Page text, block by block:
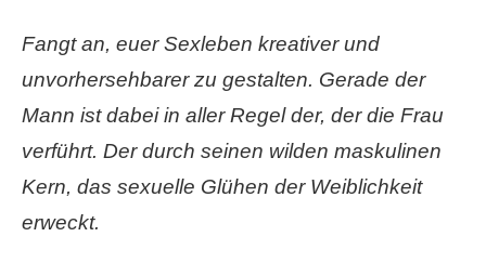
Fangt an, euer Sexleben kreativer und
unvorhersehbarer zu gestalten. Gerade der
Mann ist dabei in aller Regel der, der die Frau
verführt. Der durch seinen wilden maskulinen
Kern, das sexuelle Glühen der Weiblichkeit
erweckt.